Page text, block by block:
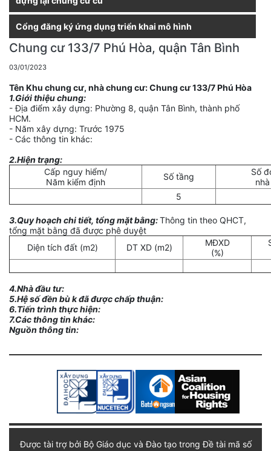
Cổng đăng ký ứng dụng triển khai mô hình
Chung cư 133/7 Phú Hòa, quận Tân Bình
03/01/2023
Tên Khu chung cư, nhà chung cư:Chung cư 133/7 Phú Hòa
1.Giới thiệu chung:
- Địa điểm xây dựng: Phường 8, quận Tân Bình, thành phố
HCM.
- Năm xây dựng: Trước 1975
- Các thông tin khác:
2.Hiện trạng:
Cấp nguy hiểm/
Năm kiểm định
Số tầng
Số
5
3.Quy hoạch chi tiết, tổng mặt bằng:Thông tin theo QHCT,
tổng mặt bằng đã được phê duyệt
Diện tích đất (m2)
DT XD (m2)
MĐXD
(%)
4.Nhà đầu tư:
5.Hệ số đền bù k đã được chấp thuận:
6.Tiến trình thực hiện:
7.Các thông tin khác:
Nguồn thông tin:
Được tài trợ bởi Bộ Giáo dục và Đào tạo trong Đề tài mã số